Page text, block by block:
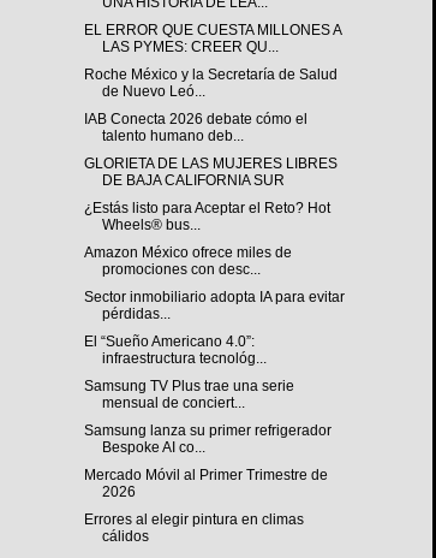
EL ERROR QUE CUESTA MILLONES A
LAS PYMES: CREER QU...
Roche México y la Secretaría de Salud
de Nuevo Leó...
IAB Conecta 2026 debate cómo el
talento humano deb...
GLORIETA DE LAS MUJERES LIBRES
DE BAJA CALIFORNIA SUR
¿Estás listo para Aceptar el Reto? Hot
Wheels® bus...
Amazon México ofrece miles de
promociones con desc...
Sector inmobiliario adopta IA para evitar
pérdidas...
El “Sueño Americano 4.0”:
infraestructura tecnológ...
Samsung TV Plus trae una serie
mensual de conciert...
Samsung lanza su primer refrigerador
Bespoke AI co...
Mercado Móvil al Primer Trimestre de
2026
Errores al elegir pintura en climas
cálidos